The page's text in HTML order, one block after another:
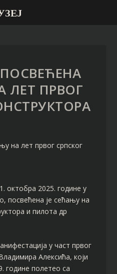
ЛЕТ ПРВОГ
октобра 2025. године у
посвећена је сећању на
и пилота др
у част првог
Алексића, који
године полетео са